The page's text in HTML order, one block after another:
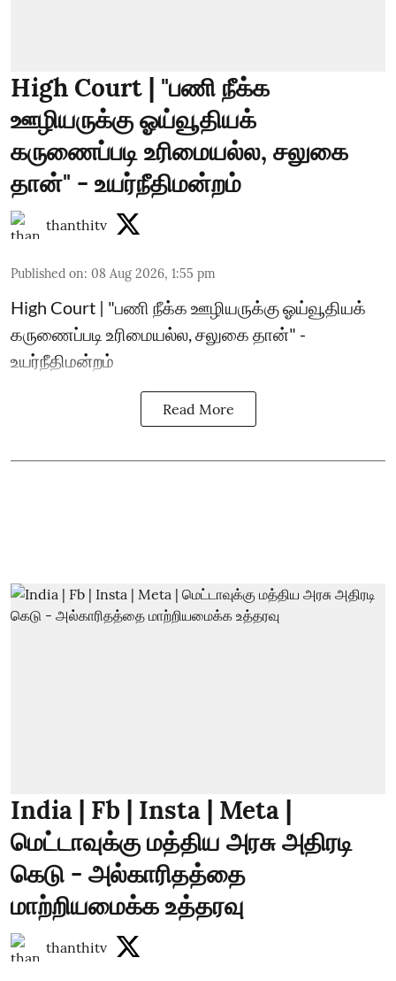
High Court | "பணி நீக்க
ஊழியருக்கு ஓய்வூதியக்
கருணைப்படி உரிமையல்ல, சலுகை
தான்" - உயர்நீதிமன்றம்
thanthitv
Published on: 08 Aug 2026, 1:55 pm
High Court | "பணி நீக்க ஊழியருக்கு ஓய்வூதியக்
கருணைப்படி உரிமையல்ல, சலுகை தான்" -
உயர்நீதிமன்றம்
Read More
India | Fb | Insta | Meta |
மெட்டாவுக்கு மத்திய அரசு அதிரடி
கெடு - அல்காரிதத்தை
மாற்றியமைக்க உத்தரவு
thanthitv